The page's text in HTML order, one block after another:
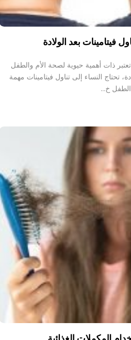
فيتامينات بعد الولادة
تعتبر ذات أهمية حيوية لصحة الأم والطفل
تحتاج النساء إلى تناول فيتامينات مهمة
الطفل خ…